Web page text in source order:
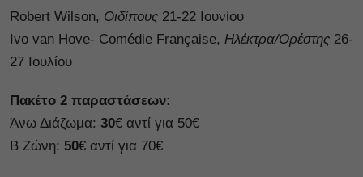
Robert Wilson, Οιδίπους 21-22 Ιουνίου
Ivo van Hove- Comédie Française, Ηλέκτρα/Ορέστης 26-
27 Ιουλίου
Πακέτο 2 παραστάσεων:
Άνω Διάζωμα: 30€ αντί για 50€
Β Ζώνη: 50€ αντί για 70€